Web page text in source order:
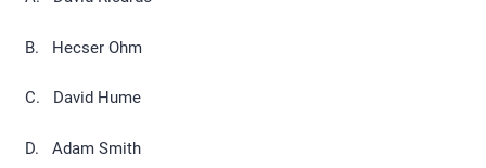
B. Hecser Ohm
C. David Hume
D. Adam Smith